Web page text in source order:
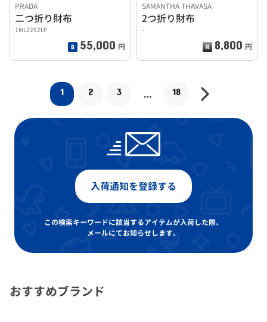
PRADA
二つ折り財布
1ML225ZLP
55,000 円
SAMANTHA THAVASA
2つ折り財布
-
8,800 円
1 2 3 … 18
入荷通知を登録する
この検索キーワードに該当するアイテムが入荷した際、
メールにてお知らせします。
おすすめブランド